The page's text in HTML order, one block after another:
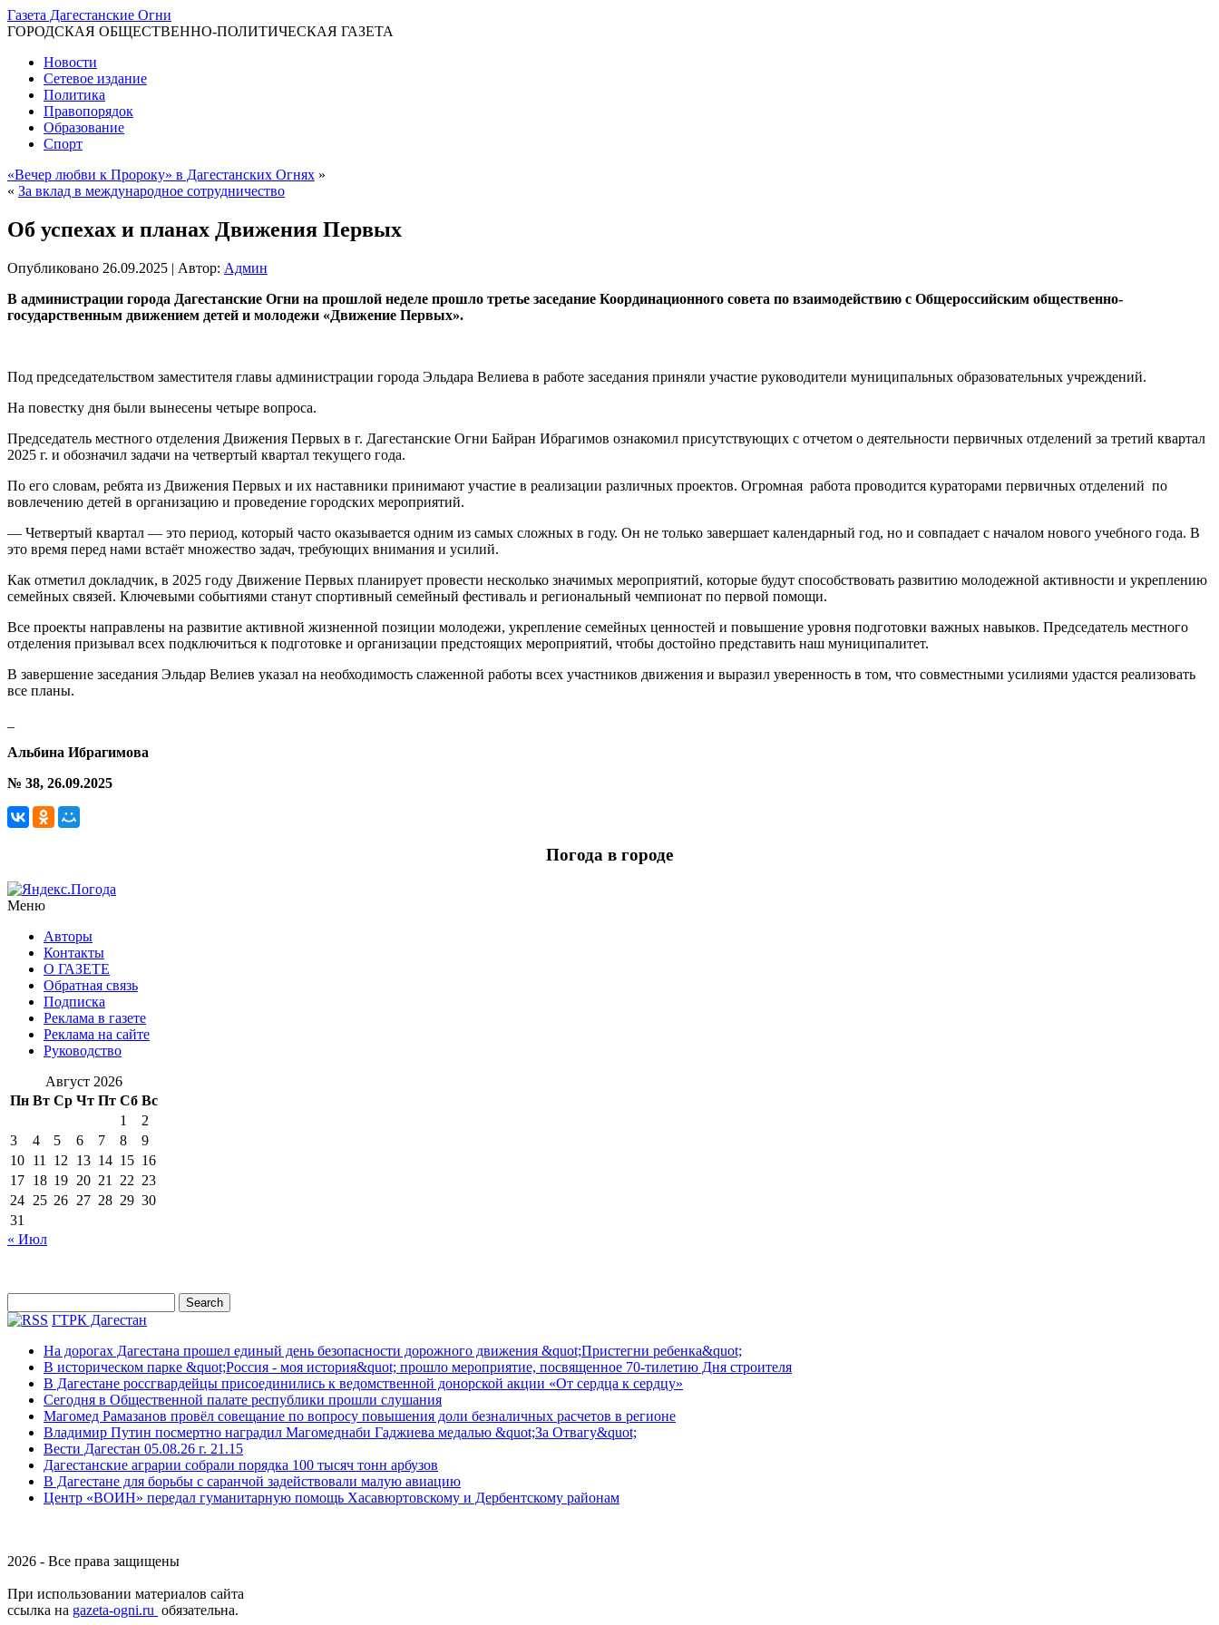
Газета Дагестанские Огни
ГОРОДСКАЯ ОБЩЕСТВЕННО-ПОЛИТИЧЕСКАЯ ГАЗЕТА
Новости
Сетевое издание
Политика
Правопорядок
Образование
Спорт
«Вечер любви к Пророку» в Дагестанских Огнях »
« За вклад в международное сотрудничество
Об успехах и планах Движения Первых
Опубликовано 26.09.2025 | Автор: Админ
В администрации города Дагестанские Огни на прошлой неделе прошло третье заседание Координационного совета по взаимодействию с Общероссийским общественно-
государственным движением детей и молодежи «Движение Первых».
Под председательством заместителя главы администрации города Эльдара Велиева в работе заседания приняли участие руководители муниципальных образовательных учреждений.
На повестку дня были вынесены четыре вопроса.
Председатель местного отделения Движения Первых в г. Дагестанские Огни Байран Ибрагимов ознакомил присутствующих с отчетом о деятельности первичных отделений за третий квартал
2025 г. и обозначил задачи на четвертый квартал текущего года.
По его словам, ребята из Движения Первых и их наставники принимают участие в реализации различных проектов. Огромная работа проводится кураторами первичных отделений по
вовлечению детей в организацию и проведение городских мероприятий.
— Четвертый квартал — это период, который часто оказывается одним из самых сложных в году. Он не только завершает календарный год, но и совпадает с началом нового учебного года. В
это время перед нами встаёт множество задач, требующих внимания и усилий.
Как отметил докладчик, в 2025 году Движение Первых планирует провести несколько значимых мероприятий, которые будут способствовать развитию молодежной активности и укреплению
семейных связей. Ключевыми событиями станут спортивный семейный фестиваль и региональный чемпионат по первой помощи.
Все проекты направлены на развитие активной жизненной позиции молодежи, укрепление семейных ценностей и повышение уровня подготовки важных навыков. Председатель местного
отделения призывал всех подключиться к подготовке и организации предстоящих мероприятий, чтобы достойно представить наш муниципалитет.
В завершение заседания Эльдар Велиев указал на необходимость слаженной работы всех участников движения и выразил уверенность в том, что совместными усилиями удастся реализовать
все планы.
Альбина Ибрагимова
№ 38, 26.09.2025
Погода в городе
Меню
Авторы
Контакты
О ГАЗЕТЕ
Обратная связь
Подписка
Реклама в газете
Реклама на сайте
Руководство
Август 2026
Пн Вт Ср Чт Пт Сб Вс
1
2
3
4 5 6 7 8
9
10 11 12 13 14 15 16
17 18 19 20 21 22 23
24 25 26 27 28 29 30
31
« Июл
ГТРК Дагестан
На дорогах Дагестана прошел единый день безопасности дорожного движения &quot;Пристегни ребенка&quot;
В историческом парке &quot;Россия - моя история&quot; прошло мероприятие, посвященное 70-тилетию Дня строителя
В Дагестане россгвардейцы присоединились к ведомственной донорской акции «От сердца к сердцу»
Сегодня в Общественной палате республики прошли слушания
Магомед Рамазанов провёл совещание по вопросу повышения доли безналичных расчетов в регионе
Владимир Путин посмертно наградил Магомеднаби Гаджиева медалью &quot;За Отвагу&quot;
Вести Дагестан 05.08.26 г. 21.15
Дагестанские аграрии собрали порядка 100 тысяч тонн арбузов
В Дагестане для борьбы с саранчой задействовали малую авиацию
Центр «ВОИН» передал гуманитарную помощь Хасавюртовскому и Дербентскому районам
2026 - Все права защищены
При использовании материалов сайта
ссылка на gazeta-ogni.ru обязательна.